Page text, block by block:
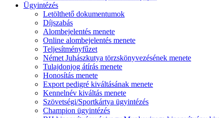
Ügyintézés
Letölthető dokumentumok
Díjszabás
Alombejelentés menete
Online alombejelentés menete
Teljesítményfűzet
Német Juhászkutya törzskönyvezésének menete
Tulajdonjog átírás menete
Honosítás menete
Export pedigré kiváltásának menete
Kennelnév kiváltás menete
Szövetségi/Sportkártya ügyintézés
Champion ügyintézés